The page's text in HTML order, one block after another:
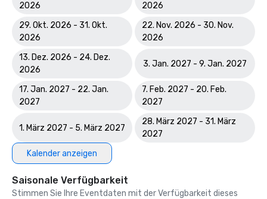
2026
2026
29. Okt. 2026 - 31. Okt.
2026
22. Nov. 2026 - 30. Nov.
2026
13. Dez. 2026 - 24. Dez.
2026
3. Jan. 2027 - 9. Jan. 2027
17. Jan. 2027 - 22. Jan.
2027
7. Feb. 2027 - 20. Feb.
2027
1. März 2027 - 5. März 2027
28. März 2027 - 31. März
2027
Kalender anzeigen
Saisonale Verfügbarkeit
Stimmen Sie Ihre Eventdaten mit der Verfügbarkeit dieses